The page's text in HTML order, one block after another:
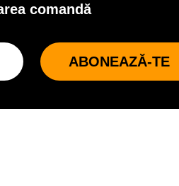
comandă
ABONEAZĂ-TE